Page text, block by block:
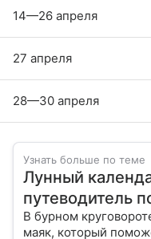
14—26 апреля
27 апреля
28—30 апреля
Узнать больше по теме
Лунный
путеводитель
В бурном
маяк, который